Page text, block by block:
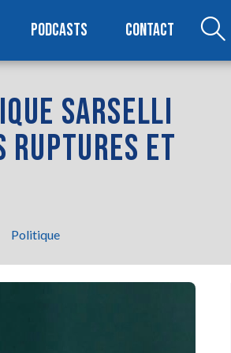
PODCASTS CONTACT
SARSELLI
RUPTURES ET
Politique